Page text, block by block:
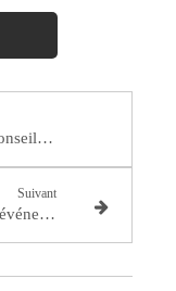
Électricité et innovations : conseils, événements et actualités (Semaine du 28 avril au 3 mai 2025)
Suivant
Électricité et innovations : conseils, événements et actualités (Semaine du 12 au 17 mai 2025)